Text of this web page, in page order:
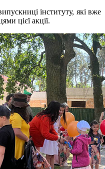
інституту, які вже
цієї акції.